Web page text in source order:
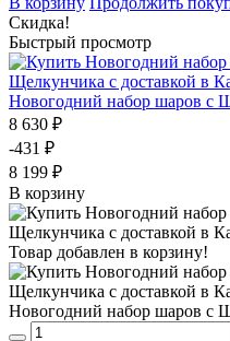
Скидка!
Быстрый просмотр
Новогодний набор шаров с
8 630 ₽
-431 ₽
8 199 ₽
В корзину
Товар добавлен в корзину!
Новогодний набор шаров с